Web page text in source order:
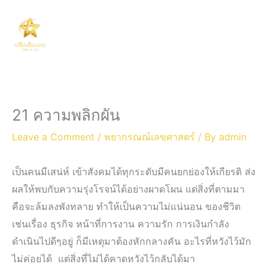
content
21 ความพลิกผัน
Leave a Comment / พยากรณณ์เลขศาสตร์ / By admin
เป็นคนมีเสน่ห์ เข้าสังคมได้ทุกระดับมีคนยกย่องให้เกียรติ ส่ง
ผลให้พบกับความรุ่งโรจน์ได้อย่างผาดโผน แต่สิ่งที่ตามมา
คือจะล้มลงพังทลาย ทำให้เป็นความไม่แน่นอน ของชีวิต
เช่นเรื่อง ธุรกิจ หน้าที่การงาน ความรัก การเงินกำลัง
ดำเนินไปดีๆอยู่ ก็มีเหตุมาต้องหักกลางคัน อะไรที่หวังไว้มัก
ไม่ค่อยได้ แต่สิ่งที่ไม่ได้คาดหวังไว้กลับได้มา